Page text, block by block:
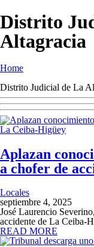
Distrito
Altagracia
Home
Distrito Judicial de La
Aplazan
a chofer de
Locales
septiembre 4, 2025
José Laurencio
accidente de La Ceiba-
READ MORE